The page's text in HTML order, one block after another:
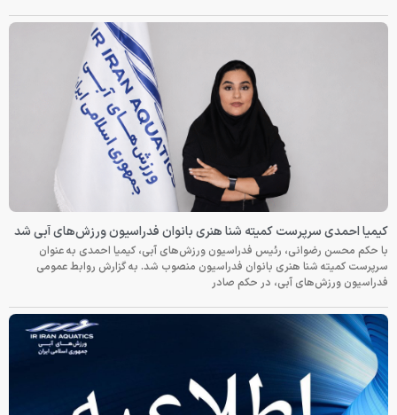
کیمیا احمدی سرپرست کمیته شنا هنری بانوان فدراسیون ورزش‌های آبی شد
با حکم محسن رضوانی، رئیس فدراسیون ورزش‌های آبی، کیمیا احمدی به عنوان
سرپرست کمیته شنا هنری بانوان فدراسیون منصوب شد. به گزارش روابط عمومی
فدراسیون ورزش‌های آبی، در حکم صادر